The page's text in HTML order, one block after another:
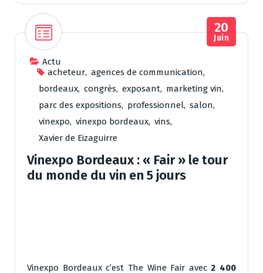
Actu
acheteur, agences de communication,
bordeaux, congrés, exposant, marketing vin,
parc des expositions, professionnel, salon,
vinexpo, vinexpo bordeaux, vins,
Xavier de Eizaguirre
20
Juin
Vinexpo Bordeaux : « Fair » le tour
du monde du vin en 5 jours
Vinexpo Bordeaux c’est The Wine Fair avec2 400